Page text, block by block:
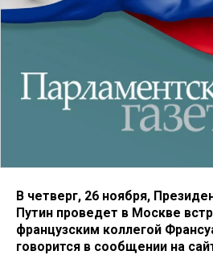
В четверг, 26 ноября,
Путин проведет в Москве
французским коллегой
говорится в сообщении на